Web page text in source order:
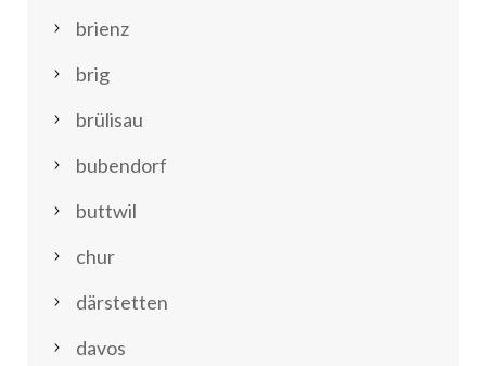
brienz
brig
brülisau
bubendorf
buttwil
chur
därstetten
davos